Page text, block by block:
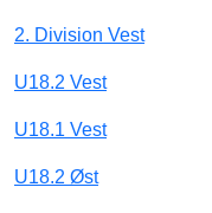
2. Division Vest
U18.2 Vest
U18.1 Vest
U18.2 Øst